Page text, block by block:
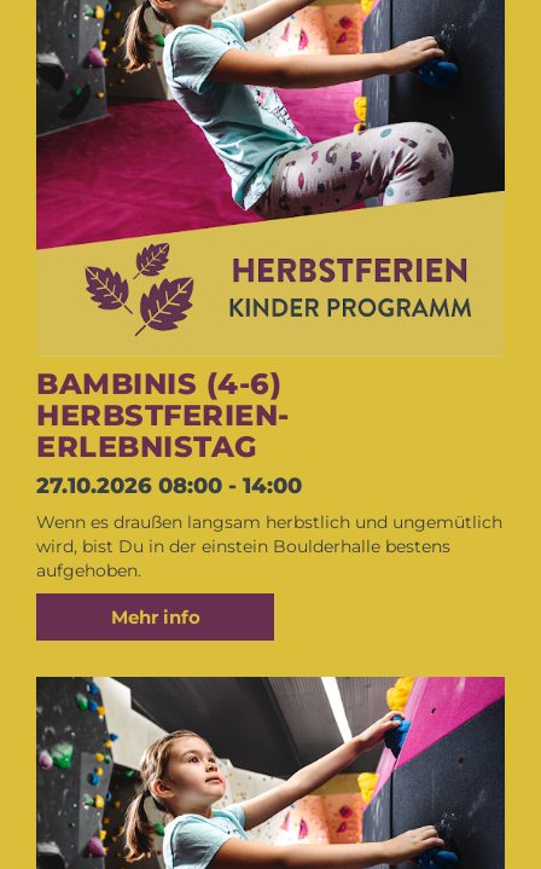
BAMBINIS (4-6)
HERBSTFERIEN-
ERLEBNISTAG
27.10.2026 08:00 - 14:00
Wenn es draußen langsam herbstlich und ungemütlich
wird, bist Du in der einstein Boulderhalle bestens
aufgehoben.
Mehr info